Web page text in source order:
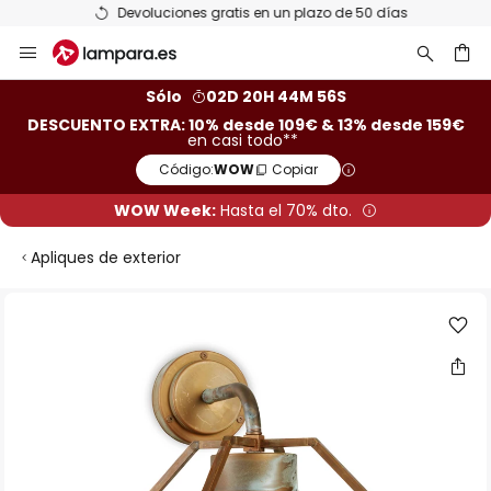
Devoluciones gratis en un plazo de 50 días
al
Sólo
02D 20H 44M 56S
DESCUENTO EXTRA: 10% desde 109€ & 13% desde 159€
en casi todo**
Código:WOW Copiar
WOW Week: Hasta el 70% dto.
Apliques de exterior